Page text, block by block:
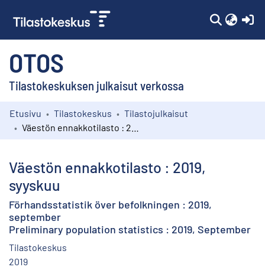
OTOS
Tilastokeskuksen julkaisut verkossa
Kokoelmat
Etusivu Tilastokeskus
Tilastojulkaisut
Väestön ennakkotilasto : 2019,
syyskuu
Förhandsstatistik över befolkningen : 2019,
september
Preliminary population statistics : 2019, September
Tilastokeskus
2019